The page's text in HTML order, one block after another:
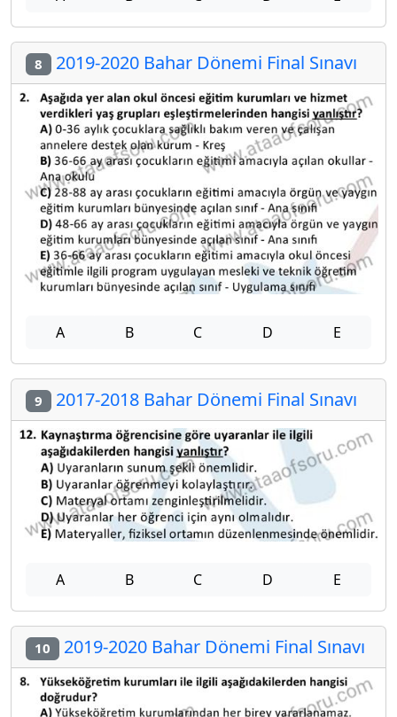
8 2019-2020 Bahar Dönemi Final Sınavı
A B C D E
9 2017-2018 Bahar Dönemi Final Sınavı
A B C D E
10 2019-2020 Bahar Dönemi Final Sınavı